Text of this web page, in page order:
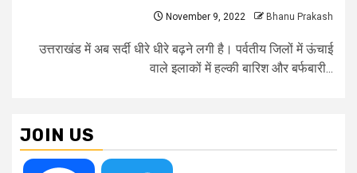
November 9, 2022 Bhanu Prakash
उत्तराखंड में अब सर्दी धीरे धीरे बढ़ने लगी है। पर्वतीय जिलों में ऊंचाई
वाले इलाकों में हल्की बारिश और बर्फबारी...
JOIN US